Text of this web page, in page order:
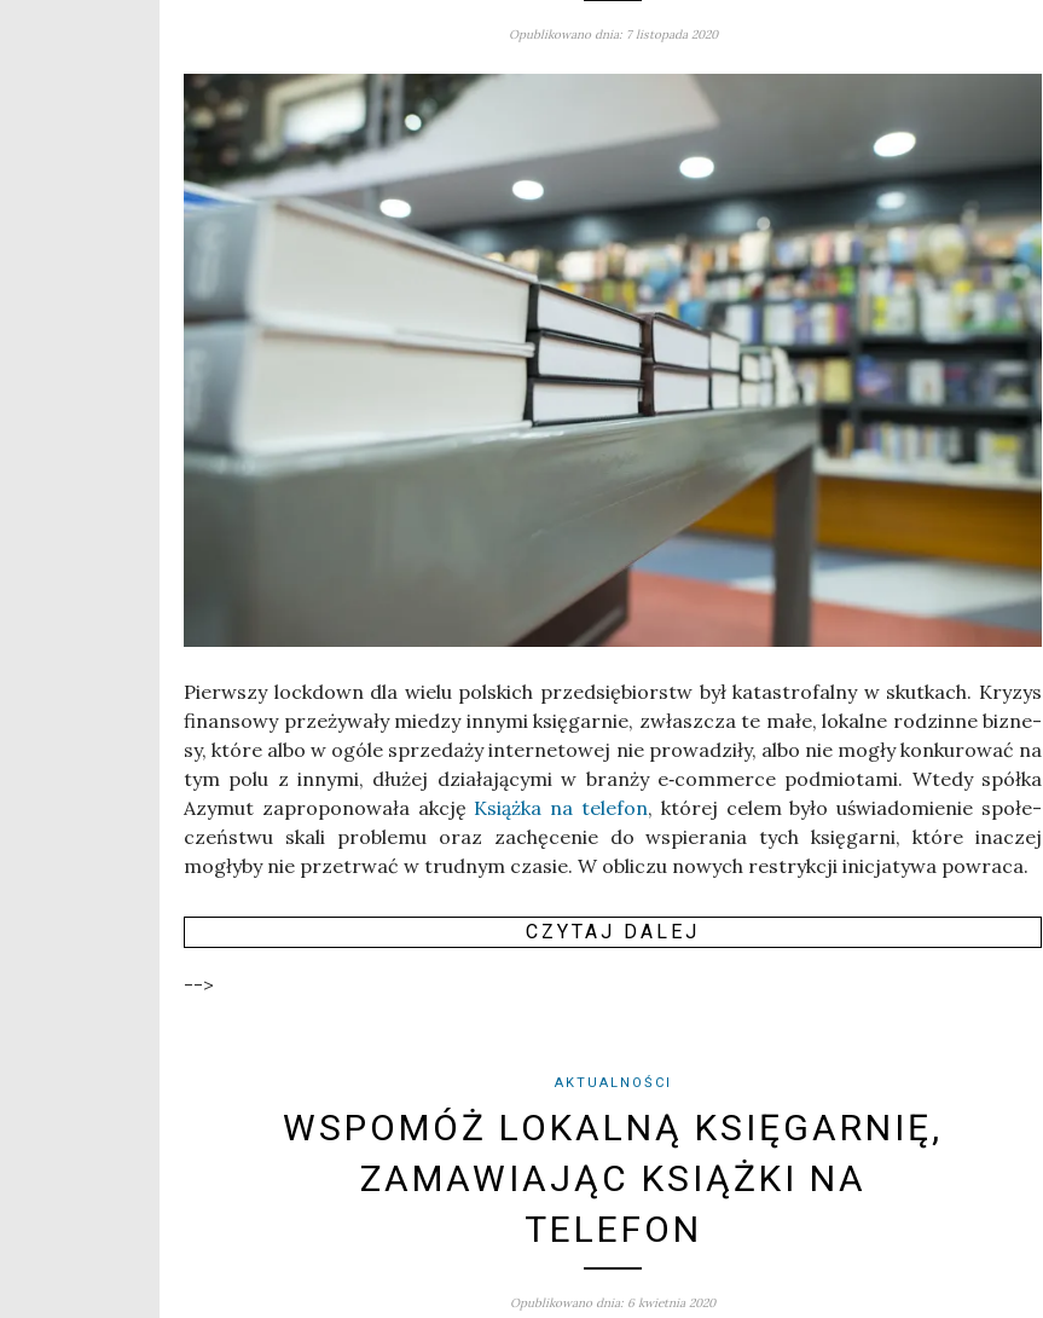
Opublikowano dnia: 7 listopada 2020
Pierw­szy lock­down dla wie­lu pol­skich przed­się­biorstw był kata­stro­fal­ny w skut­kach. Kry­zys
finan­so­wy prze­ży­wa­ły mie­dzy inny­mi księ­gar­nie, zwłasz­cza te małe, lokal­ne rodzin­ne biz­ne­
sy, któ­re albo w ogó­le sprze­da­ży inter­ne­to­wej nie pro­wa­dzi­ły, albo nie mogły kon­ku­ro­wać na
tym polu z inny­mi, dłu­żej dzia­ła­ją­cy­mi w bran­ży e‑commerce pod­mio­ta­mi. Wte­dy spół­ka
Azy­mut zapro­po­no­wa­ła akcję Książ­ka na tele­fon, któ­rej celem było uświa­do­mie­nie spo­łe­
czeń­stwu ska­li pro­ble­mu oraz zachę­ce­nie do wspie­ra­nia tych księ­gar­ni, któ­re ina­czej
mogły­by nie prze­trwać w trud­nym cza­sie. W obli­czu nowych restryk­cji ini­cja­ty­wa powra­ca.
CZY­TAJ DALEJ
-->
AKTUALNOŚCI
WSPOMÓŻ LOKALNĄ KSIĘGARNIĘ,
ZAMAWIAJĄC KSIĄŻKI NA
TELEFON
Opublikowano dnia: 6 kwietnia 2020